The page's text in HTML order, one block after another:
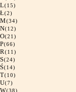
L(15)
Ł(2)
M(34)
N(12)
O(21)
P(66)
R(11)
S(24)
Ś(14)
T(10)
U(7)
W(38)